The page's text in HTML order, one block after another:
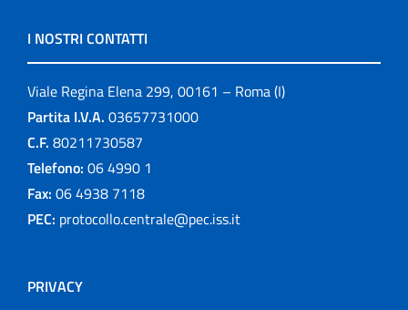
I NOSTRI CONTATTI
Viale Regina Elena 299, 00161 – Roma (I)
Partita I.V.A. 03657731000
C.F. 80211730587
Telefono: 06 4990 1
Fax: 06 4938 7118
PEC: protocollo.centrale@pec.iss.it
PRIVACY